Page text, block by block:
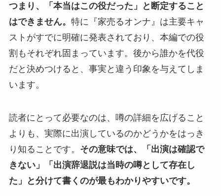
つまり、「本当はこの役だった」と断定すること
はできません。 特に『家売るオンナ』は主要キャ
ストがすでに明確に発表されており、本編での役
割もそれぞれ固まっています。後から誰かを代役
だと決めつけると、事実と違う印象を与えてしま
います。
読者にとって必要なのは、噂の詳細を広げること
よりも、実際に出演しているのかどうかをはっき
り知ることです。 その意味では、「出演は確認で
きない」「出演辞退説は当時の噂として存在し
た」と分けて書くのが最もわかりやすいです。